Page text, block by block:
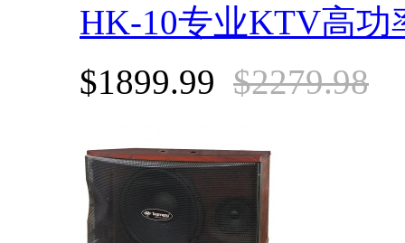
HK-10专业KTV高
$1899.99 $2279.98